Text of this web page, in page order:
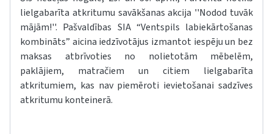
lielgabarīta atkritumu savākšanas akcija ''Nodod tuvāk
mājām!''. Pašvaldības SIA “Ventspils labiekārtošanas
kombināts” aicina iedzīvotājus izmantot iespēju un bez
maksas atbrīvoties no nolietotām mēbelēm,
paklājiem, matračiem un citiem lielgabarīta
atkritumiem, kas nav piemēroti ievietošanai sadzīves
atkritumu konteinerā.